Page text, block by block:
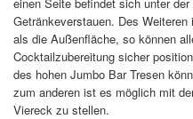
Getränkeverstauen. Des
als die Außenfläche, so können
Cocktailzubereitung sicher
des hohen Jumbo Bar Tresen
zum anderen ist es möglich mit
Viereck zu stellen.